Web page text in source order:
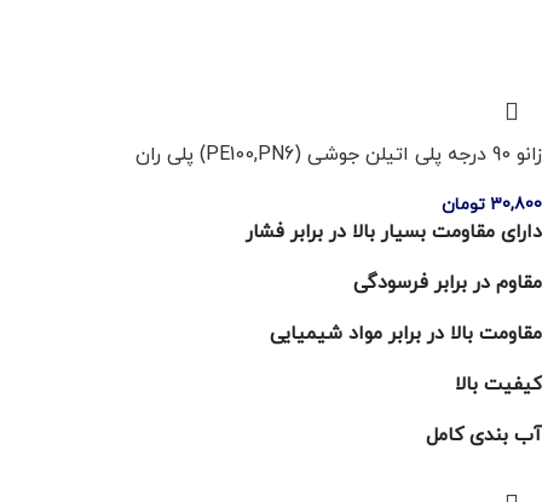
زانو 90 درجه پلی اتیلن جوشی (PE100,PN6) پلی ران
30,800 تومان
دارای مقاومت بسیار بالا در برابر فشار
مقاوم در برابر فرسودگی
مقاومت بالا در برابر مواد شیمیایی
کیفیت بالا
آب بندی کامل